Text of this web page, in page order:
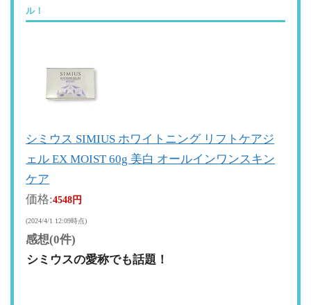
ル！
シミウス SIMIUS ホワイトニング リフトケアジ
ェル EX MOIST 60g 美白 オールインワンスキン
ケア
価格:4548円
(2024/4/1 12:09時点)
感想(0件)
シミウスの愛称でも話題！